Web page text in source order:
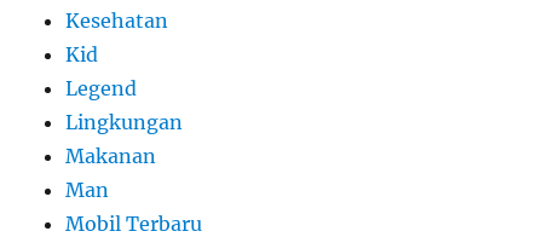
Kesehatan
Kid
Legend
Lingkungan
Makanan
Man
Mobil Terbaru